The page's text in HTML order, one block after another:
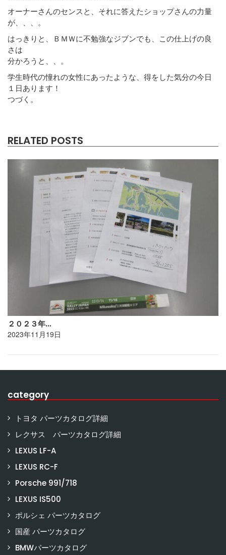
オーナーさんのセンスと、それに答えたショップさんの力量
が、、、。
はっきりと、ＢＭＷに不勉強なジブンでも、この仕上げの良
さは
分かろうと、、。
学生時代の憧れの女性にあったような、得をした気分の今日
１日あります！
つづく。
RELATED POSTS
２０２３年…
2023年11月18日
category
トヨタ パーツカタログ詳細
レクサス パーツカタログ詳細
LEXUS LF-A
LEXUS RC-F
Porsche 991/718
LEXUS IS500
ポルシェ パーツカタログ
国産 パーツカタログ
BMWパーツカタログ